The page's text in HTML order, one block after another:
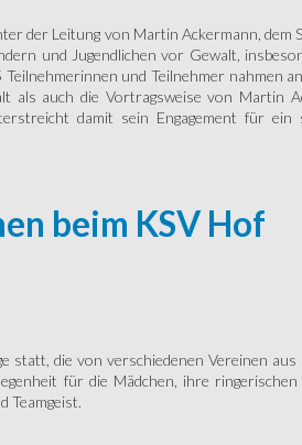
der Leitung von Martin Ackermann, dem
und Jugendlichen vor Gewalt,
und Teilnehmer nahmen
auch die Vortragsweise von Martin
damit sein Engagement für ein
beim KSV Hof
statt, die von verschiedenen Vereinen
für die Mädchen, ihre ringerischen
Teamgeist.